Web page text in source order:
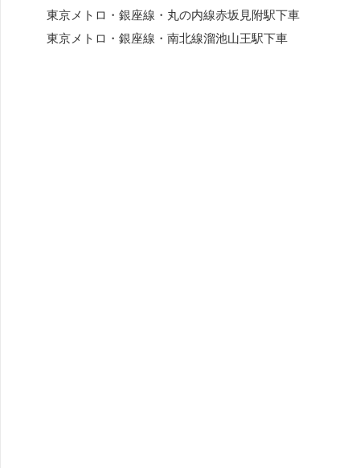
東京メトロ・銀座線・丸の内線赤坂見附駅下車
東京メトロ・銀座線・南北線溜池山王駅下車